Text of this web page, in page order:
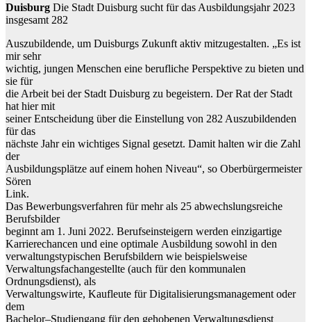
Duisburg Die Stadt Duisburg sucht für das Ausbildungsjahr 2023
insgesamt 282
Auszubildende, um Duisburgs Zukunft aktiv mitzugestalten. „Es ist
mir sehr
wichtig, jungen Menschen eine berufliche Perspektive zu bieten und
sie für
die Arbeit bei der Stadt Duisburg zu begeistern. Der Rat der Stadt
hat hier mit
seiner Entscheidung über die Einstellung von 282 Auszubildenden
für das
nächste Jahr ein wichtiges Signal gesetzt. Damit halten wir die Zahl
der
Ausbildungsplätze auf einem hohen Niveau“, so Oberbürgermeister
Sören
Link.
Das Bewerbungsverfahren für mehr als 25 abwechslungsreiche
Berufsbilder
beginnt am 1. Juni 2022. Berufseinsteigern werden einzigartige
Karrierechancen und eine optimale Ausbildung sowohl in den
verwaltungstypischen Berufsbildern wie beispielsweise
Verwaltungsfachangestellte (auch für den kommunalen
Ordnungsdienst), als
Verwaltungswirte, Kaufleute für Digitalisierungsmanagement oder
dem
Bachelor–Studiengang für den gehobenen Verwaltungsdienst